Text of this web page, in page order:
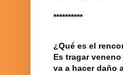
**********
¿Qué es el
Es tragar
va a hacer daño